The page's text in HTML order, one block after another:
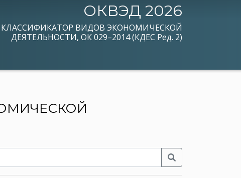
ОКВЭД 2026
ВИДОВ ЭКОНОМИЧЕСКОЙ
ДЕЯТЕЛЬНОСТИ, ОК 029–2014 (КДЕС Ред. 2)